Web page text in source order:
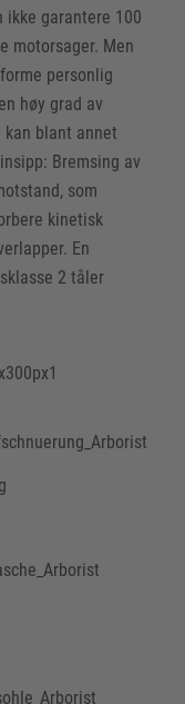
ikke garantere 100
motorsager. Men
personlig
høy grad av
blant annet
Bremsing av
som
kinetisk
En
2 tåler